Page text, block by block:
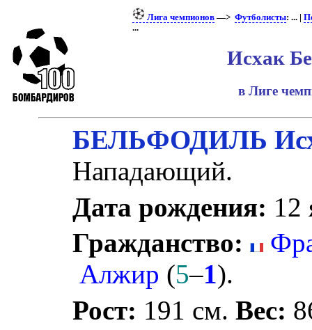
Лига чемпионов —>Футболисты: ... |
...
Исхак
в Лиге
БЕЛЬФОДИЛЬ
Нападающий.
Дата рождения: 12
Гражданство:
Алжир (5–1).
Рост: 191 см.Вес: